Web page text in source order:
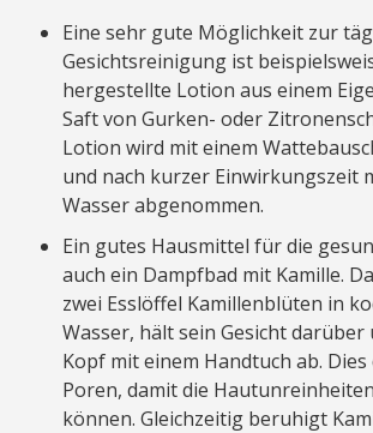
Eine sehr gute Möglichkeit zur
Gesichtsreinigung ist
hergestellte Lotion aus einem
Saft von Gurken- oder
Lotion wird mit einem
und nach kurzer Einwirkungszeit
Wasser abgenommen.
Ein gutes Hausmittel für die
auch ein Dampfbad mit Kamille.
zwei Esslöffel Kamillenblüten in
Wasser, hält sein Gesicht darüber
Kopf mit einem Handtuch ab.
Poren, damit die
können. Gleichzeitig beruhigt